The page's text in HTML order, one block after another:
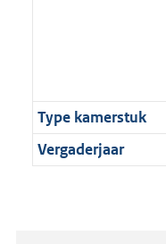
Type kamerstuk
Vergaderjaar